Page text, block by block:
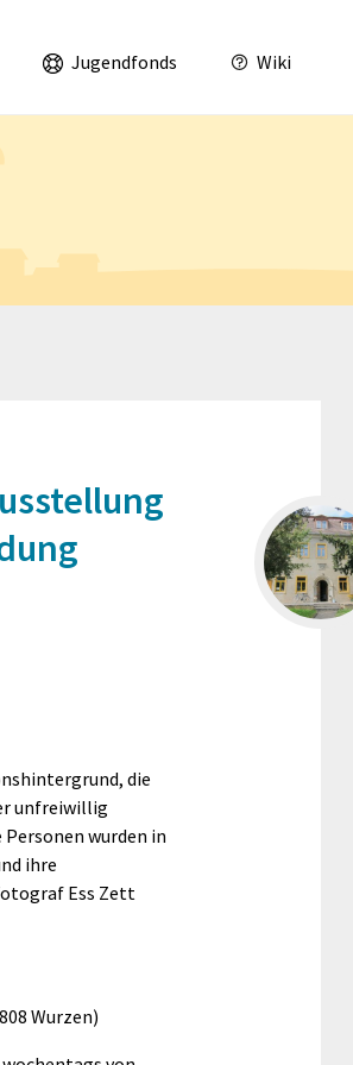
Leipzig und Nordsachsen!
Jugendfonds Wiki
die
unfreiwillig
wurden in
ihre
Ess Zett
Wurzen)